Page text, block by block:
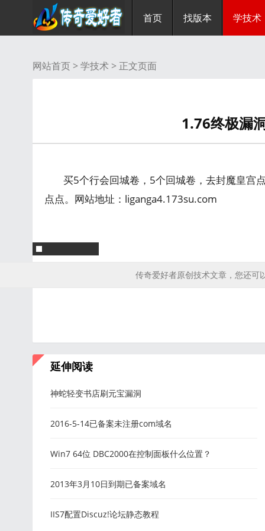
首页 找版本 学技术
网站首页 >学技术 > 正文页面
1.76终极漏
买5个行会回城卷，5个回城卷，去封魔皇宫
点点。网站地址：liganga4.173su.com
传奇爱好者原创技术文章，您还可
延伸阅读
神蛇轻变书店刷元宝漏洞
2016-5-14已备案未注册com域名
Win7 64位 DBC2000在控制面板什么位置？
2013年3月10日到期已备案域名
IIS7配置Discuz!论坛静态教程